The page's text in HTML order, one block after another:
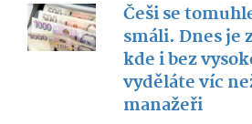
Češi se
smáli. Dnes je
kde i bez
vyděláte víc
manažeři